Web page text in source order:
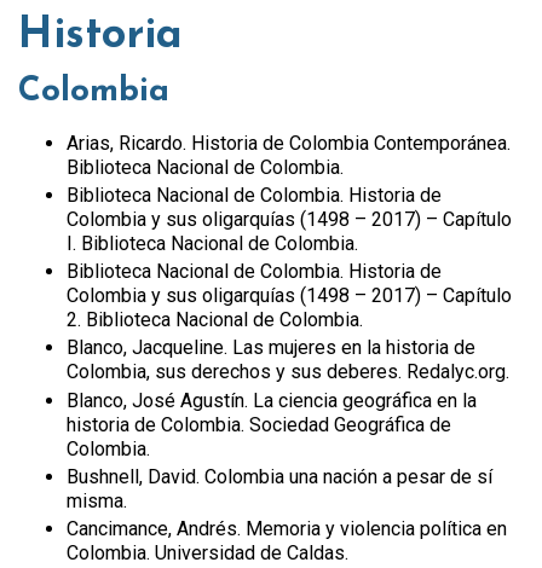
Historia
Colombia
Arias, Ricardo. Historia de Colombia Contemporánea.
Biblioteca Nacional de Colombia.
Biblioteca Nacional de Colombia. Historia de
Colombia y sus oligarquías (1498 – 2017) – Capítulo
I. Biblioteca Nacional de Colombia.
Biblioteca Nacional de Colombia. Historia de
Colombia y sus oligarquías (1498 – 2017) – Capítulo
2. Biblioteca Nacional de Colombia.
Blanco, Jacqueline. Las mujeres en la historia de
Colombia, sus derechos y sus deberes. Redalyc.org.
Blanco, José Agustín. La ciencia geográfica en la
historia de Colombia. Sociedad Geográfica de
Colombia.
Bushnell, David. Colombia una nación a pesar de sí
misma.
Cancimance, Andrés. Memoria y violencia política en
Colombia. Universidad de Caldas.